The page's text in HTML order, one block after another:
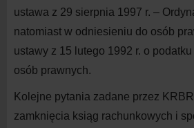
ustawa z 29 sierpnia 1997 r. –
natomiast w odniesieniu do osób
ustawy z 15 lutego 1992 r. o
osób prawnych.
Kolejne pytania zadane przez
zamknięcia ksiąg rachunkowych i